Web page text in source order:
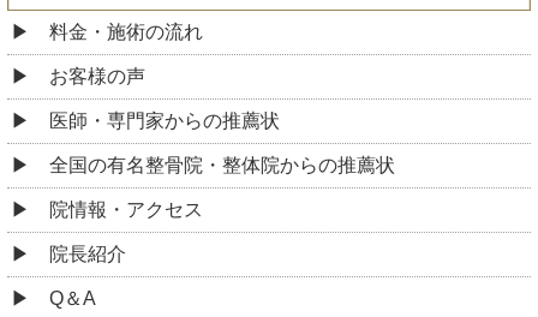
料金・施術の流れ
お客様の声
医師・専門家からの推薦状
全国の有名整骨院・整体院からの推薦状
院情報・アクセス
院長紹介
Q＆A